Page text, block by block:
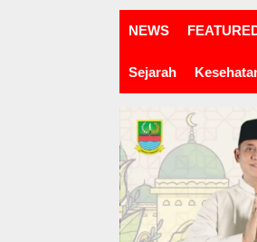
NEWS
Sejarah